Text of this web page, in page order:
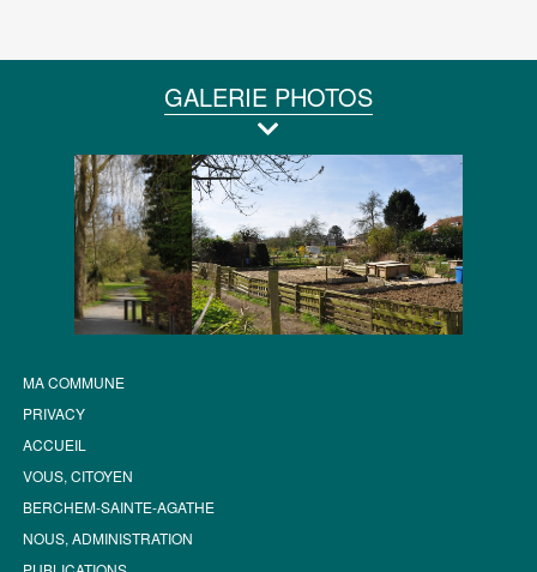
GALERIE PHOTOS
MA COMMUNE
PRIVACY
ACCUEIL
VOUS, CITOYEN
BERCHEM-SAINTE-AGATHE
NOUS, ADMINISTRATION